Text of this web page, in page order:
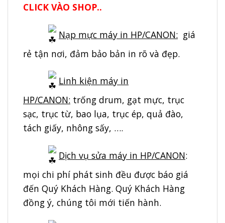
CLICK VÀO SHOP..
Nạp mực máy in HP/CANON: giá
rẻ tận nơi, đảm bảo bản in rõ và đẹp.
Linh kiện máy in
HP/CANON: trống drum, gạt mực, trục
sạc, trục từ, bao lụa, trục ép, quả đào,
tách giấy, nhông sấy, ….
Dịch vụ sửa máy in HP/CANON:
mọi chi phí phát sinh đều được báo giá
đến Quý Khách Hàng. Quý Khách Hàng
đồng ý, chúng tôi mới tiến hành.